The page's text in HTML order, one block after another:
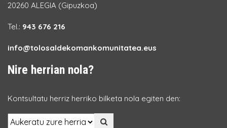
20260 ALEGIA (Gipuzkoa)
Tel.: 943 676 216
info@tolosaldekomankomunitatea.eus
Nire herrian nola?
Kontsultatu herriz herriko bilketa nola egiten den: